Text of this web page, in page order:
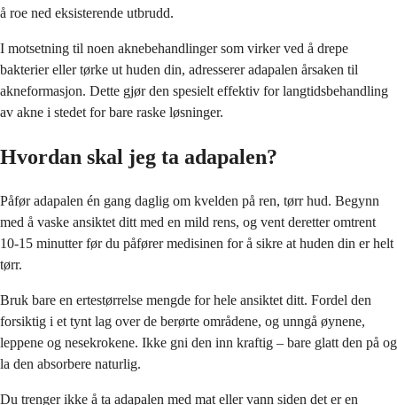
å roe ned eksisterende utbrudd.
I motsetning til noen aknebehandlinger som virker ved å drepe
bakterier eller tørke ut huden din, adresserer adapalen årsaken til
akneformasjon. Dette gjør den spesielt effektiv for langtidsbehandling
av akne i stedet for bare raske løsninger.
Hvordan skal jeg ta adapalen?
Påfør adapalen én gang daglig om kvelden på ren, tørr hud. Begynn
med å vaske ansiktet ditt med en mild rens, og vent deretter omtrent
10-15 minutter før du påfører medisinen for å sikre at huden din er helt
tørr.
Bruk bare en ertestørrelse mengde for hele ansiktet ditt. Fordel den
forsiktig i et tynt lag over de berørte områdene, og unngå øynene,
leppene og nesekrokene. Ikke gni den inn kraftig – bare glatt den på og
la den absorbere naturlig.
Du trenger ikke å ta adapalen med mat eller vann siden det er en